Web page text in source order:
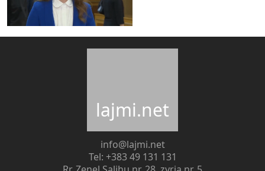
lajmi.net
info@lajmi.net
Tel: +383 49 131 131